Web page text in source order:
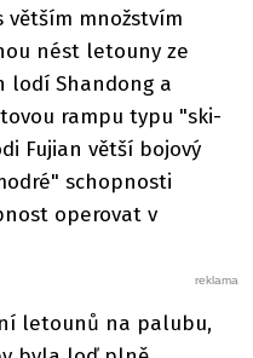
množstvím
nést letouny ze
lodí Shandong a
rampu typu "ski-
Fujian větší bojový
schopnosti
operovat v
letounů na palubu,